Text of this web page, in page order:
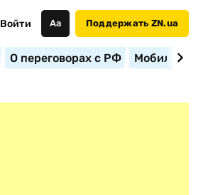
Войти Аа Поддержать ZN.ua
О переговорах с РФ